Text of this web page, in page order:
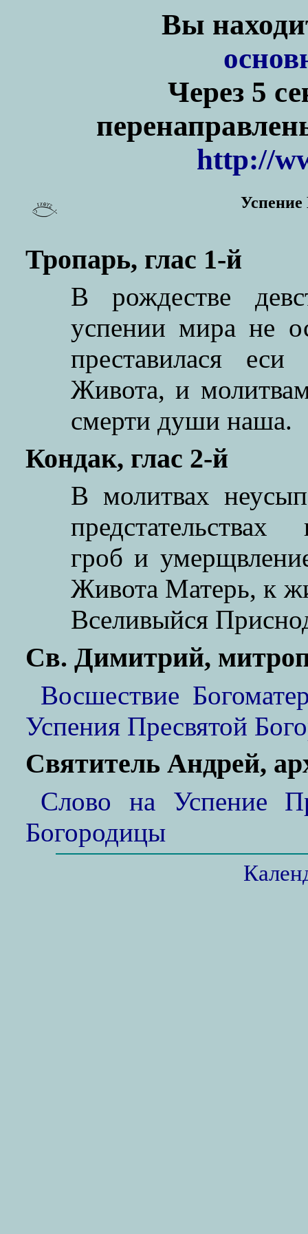
Вы
Через 5
http://
Тропарь, глас 1-й
В рождестве
успении мира не
преставилася
Живота, и
смерти души наша.
Кондак, глас 2-й
В молитвах
гроб и
Живота Матерь, к
Вселивыйся
Св. Димитрий,
Восшествие
Успения Пресвятой
Святитель Андрей,
Слово на Успение
Богородицы